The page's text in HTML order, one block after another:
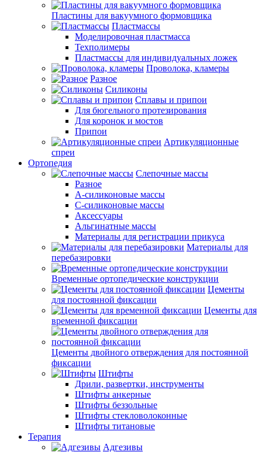
Пластины для вакуумного формовщика
Пластмассы
Моделировочная пластмасса
Техполимеры
Пластмассы для индивидуальных ложек
Проволока, кламеры
Разное
Силиконы
Сплавы и припои
Для бюгельного протезирования
Для коронок и мостов
Припои
Артикуляционные
спреи
Ортопедия
Слепочные массы
Разное
А-силиконовые массы
С-силиконовые массы
Аксессуары
Альгинатные массы
Материалы для регистрации прикуса
Материалы для
перебазировки
Временные ортопедические конструкции
Цементы
для постоянной фиксации
Цементы для
временной фиксации
Цементы двойного отверждения для постоянной
фиксации
Штифты
Дрили, развертки, инструменты
Штифты анкерные
Штифты беззольные
Штифты стекловолоконные
Штифты титановые
Терапия
Адгезивы